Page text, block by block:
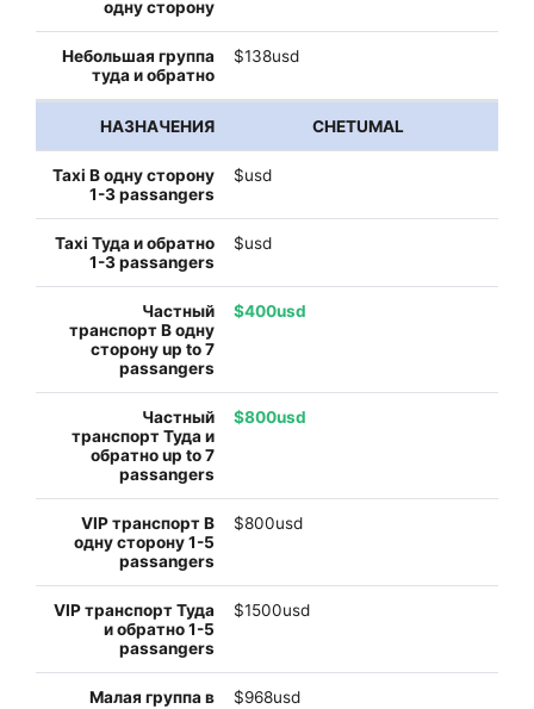
$138usd
CHETUMAL
$usd
$usd
$400usd
$800usd
$800usd
$1500usd
$968usd